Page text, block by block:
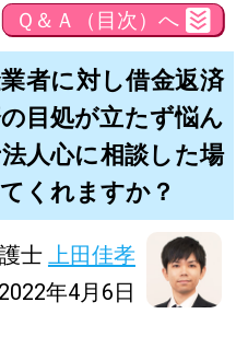
Ｑ＆Ａ（目次）へ
者に対し借金返済
目処が立たず悩ん
人心に相談した場
くれますか？
士
上田佳孝
年4月6日